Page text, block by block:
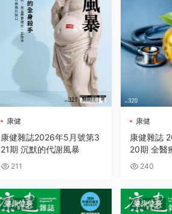
康健
康健雜誌2026年5月號第3
21期 沉默的代謝風暴
211
康健
康健雜誌
20期 全醫
240
健康健身 健康健身